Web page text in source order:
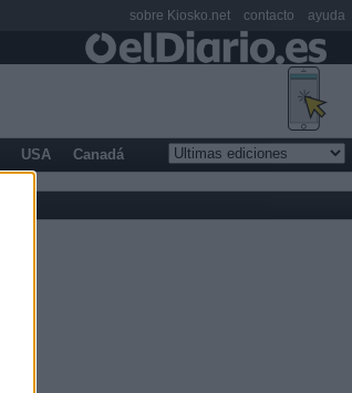
USA Canadá
sobre Kiosko.net contacto ayuda